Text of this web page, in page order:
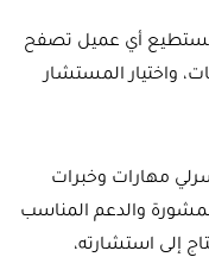
أي عميل تصفح
واختيار المستشار
مهارات وخبرات
والدعم المناسب
إلى استشارته،